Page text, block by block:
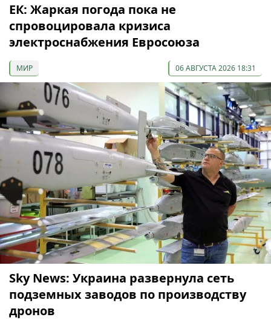
ЕК: Жаркая погода пока не
спровоцировала кризиса
электроснабжения Евросоюза
МИР 06 АВГУСТА 2026 18:31
Sky News: Украина развернула сеть
подземных заводов по производству
дронов